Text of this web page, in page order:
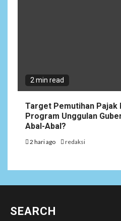
2 min read
Target Pemutihan Pajak
Program Unggulan
Abal-Abal?
2 hari ago redaksi
SEARCH